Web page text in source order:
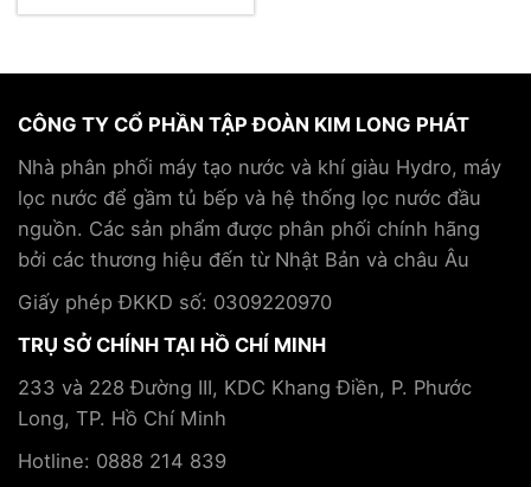
CÔNG TY CỔ PHẦN TẬP ĐOÀN KIM LONG PHÁT
Nhà phân phối máy tạo nước và khí giàu Hydro, máy
lọc nước để gầm tủ bếp và hệ thống lọc nước đầu
nguồn. Các sản phẩm được phân phối chính hãng
bởi các thương hiệu đến từ Nhật Bản và châu Âu
Giấy phép ĐKKD số: 0309220970
TRỤ SỞ CHÍNH TẠI HỒ CHÍ MINH
233 và 228 Đường III, KDC Khang Điền, P. Phước
Long, TP. Hồ Chí Minh
Hotline: 0888 214 839